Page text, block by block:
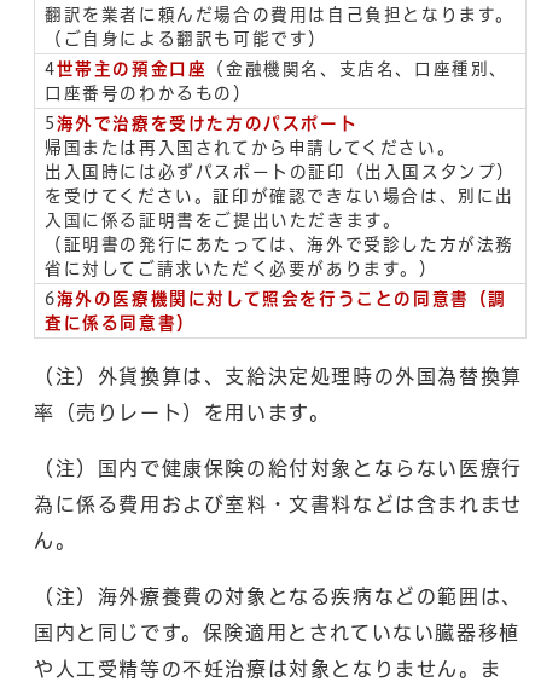
翻訳を業者に頼んだ場合の費用は自己負担となります。
（ご自身による翻訳も可能です）
4世帯主の預金口座
（金融機関名、支店名、口座種別、
口座番号のわかるもの）
5 海外で治療を受けた方のパスポート
帰国または再入国されてから申請してください。
出入国時には必ずパスポートの証印（出入国スタンプ）
を受けてください。証印が確認できない場合は、別に出
入国に係る証明書をご提出いただきます。
（証明書の発行にあたっては、海外で受診した方が法務
省に対してご請求いただく必要があります。）
6海外の医療機関に対して照会を行うことの同意書（調
査に係る同意書）
（注）外貨換算は、支給決定処理時の外国為替換算
率（売りレート）を用います。
（注）国内で健康保険の給付対象とならない医療行
為に係る費用および室料・文書料などは含まれませ
ん。
（注）海外療養費の対象となる疾病などの範囲は、
国内と同じです。保険適用とされていない臓器移植
や人工受精等の不妊治療は対象となりません。ま